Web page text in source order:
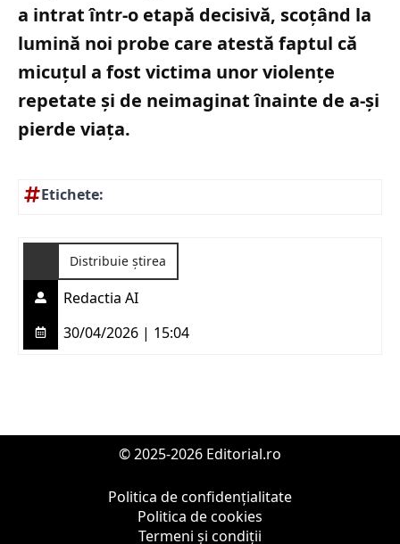
a intrat într-o etapă decisivă, scoțând la
lumină noi probe care atestă faptul că
micuțul a fost victima unor violențe
repetate și de neimaginat înainte de a-și
pierde viața.
Etichete:
Distribuie știrea
Redactia AI
30/04/2026 | 15:04
© 2025-2026 Editorial.ro
Politica de confidențialitate
Politica de cookies
Termeni și condiții